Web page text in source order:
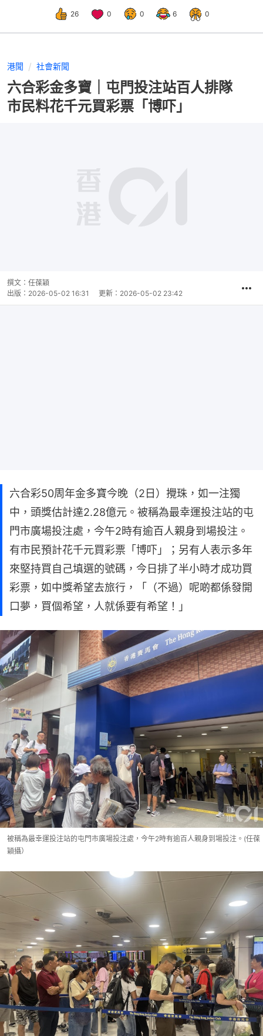
26 0 0 6 0
港聞 社會新聞
六合彩金多寶｜屯門投注站百人排隊
市民料花千元買彩票「博吓」
撰文： 任葆穎
出版： 2026-05-02 16:31 更新： 2026-05-02 23:42
六合彩50周年金多寶今晚（2日）攪珠，如一注獨
中，頭獎估計達2.28億元。被稱為最幸運投注站的屯
門市廣場投注處，今午2時有逾百人親身到場投注。
有市民預計花千元買彩票「博吓」；另有人表示多年
來堅持買自己填選的號碼，今日排了半小時才成功買
彩票，如中獎希望去旅行，「（不過）呢啲都係發開
口夢，買個希望，人就係要有希望！」
被稱為最幸運投注站的屯門市廣場投注處，今午2時有逾百人親身到場投注。(任葆
穎攝）